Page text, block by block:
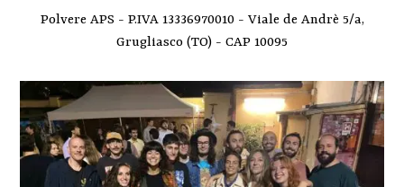
Polvere APS - P.IVA 13336970010 - Viale de Andrè 5/a,
Grugliasco (TO) - CAP 10095